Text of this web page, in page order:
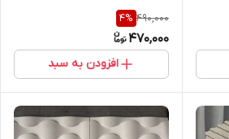
490,000
4%
470,000
افزودن به سبد